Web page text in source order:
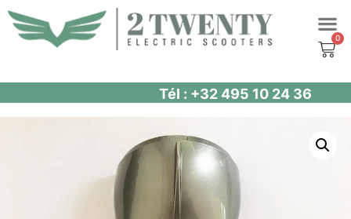
Aller
au
Tél : +32 495 10 24 36